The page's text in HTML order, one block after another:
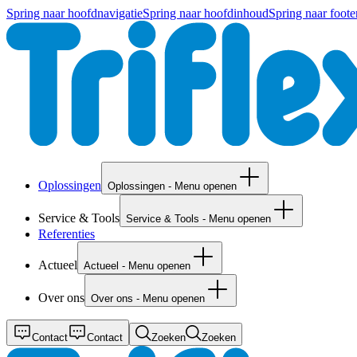
Spring naar hoofdnavigatieSpring naar hoofdinhoudSpring naar
Oplossingen Oplossingen - Menu openen
Service & Tools Service & Tools - Menu openen
Referenties
Actueel Actueel - Menu openen
Over ons Over ons - Menu openen
Contact Contact Zoeken Zoeken